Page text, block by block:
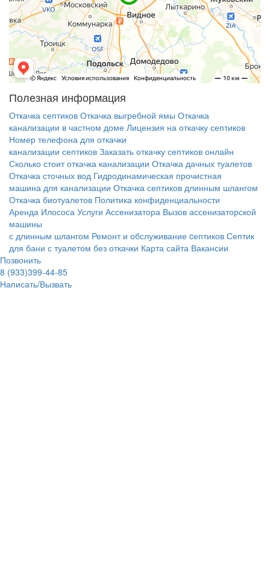
Полезная информация
Откачка септиков Откачка выгребной ямы Откачка
канализации в частном доме Лицензия на откачку септиков
Номер телефона для откачки
канализации септиков Заказать откачку септиков онлайн
Сколько стоит откачка канализации Откачка дачных туалетов
Откачка сточных вод Гидродинамическая прочистная
машина для канализации Откачка септиков длинным шлангом
Откачка биотуалетов Политика конфиденциальности
Аренда Илососа Услуги Ассенизатора Вызов ассенизаторской
машины
с длинным шлангом Ремонт и обслуживание cептиков Септик
для бани с туалетом без откачки Карта сайта Вакансии
Позвонить
8 (933)399-44-85
Написать/Вызвать